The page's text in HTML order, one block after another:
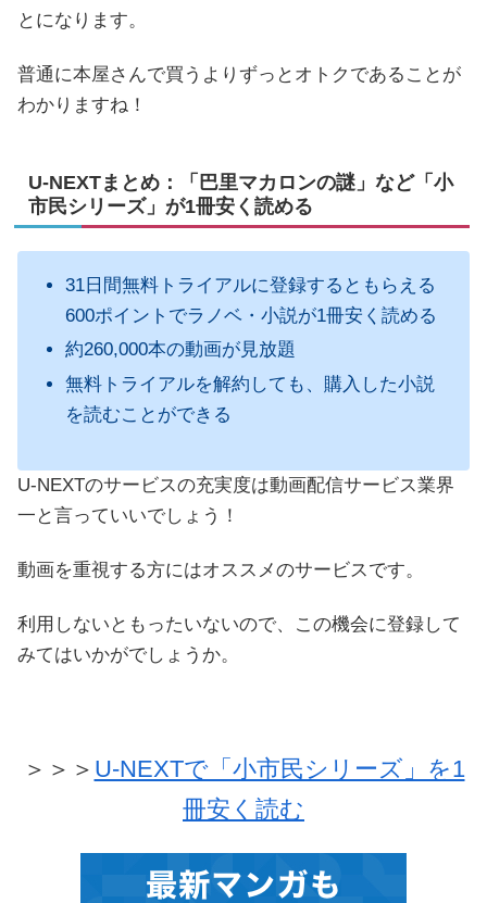
とになります。
普通に本屋さんで買うよりずっとオトクであることが
わかりますね！
U-NEXTまとめ：「巴里マカロンの謎」など「小
市民シリーズ」が1冊安く読める
31日間無料トライアルに登録するともらえる
600ポイントでラノベ・小説が1冊安く読める
約260,000本の動画が見放題
無料トライアルを解約しても、購入した小説
を読むことができる
U-NEXTのサービスの充実度は動画配信サービス業界
一と言っていいでしょう！
動画を重視する方にはオススメのサービスです。
利用しないともったいないので、この機会に登録して
みてはいかがでしょうか。
＞＞＞ U-NEXTで「小市民シリーズ」を1
冊安く読む